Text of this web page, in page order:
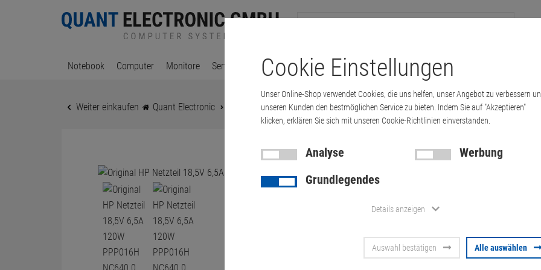
Notebook Computer Monitore Server & Workstation Drucker & Kopierer Kabel Multimedia & HDTV
Weiter einkaufen Quant Electronic Original HP Netzteil 18,5V 6,5A 120W PPP016H NC64…
Original
6,5A 120W
NC6320
Artikel-Nummer:10012920
Cookie Einstellungen
Unser Online-Shop verwendet Cookies, die uns helfen, unser Angebot zu verbessern
unseren Kunden den bestmöglichen Service zu bieten. Indem Sie auf "Akzeptieren"
klicken, erklären Sie sich mit unseren Cookie-Richtlinien einverstanden.
Analyse
Werbung
Grundlegendes
Details anzeigen
Auswahl bestätigen Alle auswählen